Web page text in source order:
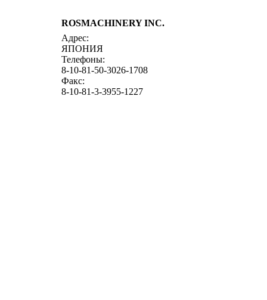
ROSMACHINERY INC.
Адрес:
ЯПОНИЯ
Телефоны:
8-10-81-50-3026-1708
Факс:
8-10-81-3-3955-1227